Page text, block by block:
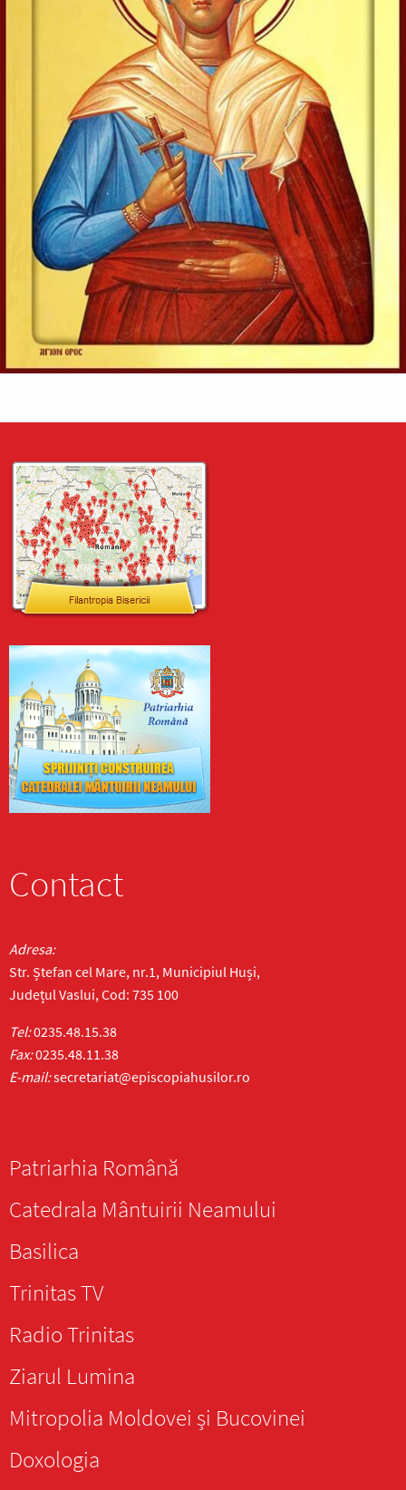
Contact
Adresa:
Str. Ștefan cel Mare, nr.1, Municipiul Huși,
Județul Vaslui, Cod: 735 100
Tel:0235.48.15.38
Fax:0235.48.11.38
E-mail:secretariat@episcopiahusilor.ro
Patriarhia Română
Catedrala Mântuirii Neamului
Basilica
Trinitas TV
Radio Trinitas
Ziarul Lumina
Mitropolia Moldovei și Bucovinei
Doxologia